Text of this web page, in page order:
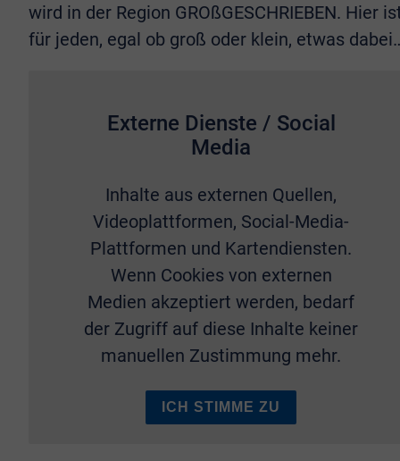
wird in der Region GROßGESCHRIEBEN. Hier
für jeden, egal ob groß oder klein, etwas
Externe Dienste / Social
Media
Inhalte aus externen Quellen,
Videoplattformen, Social-Media-
Plattformen und Kartendiensten.
Wenn Cookies von externen
Medien akzeptiert werden, bedarf
der Zugriff auf diese Inhalte keiner
manuellen Zustimmung mehr.
ICH STIMME ZU